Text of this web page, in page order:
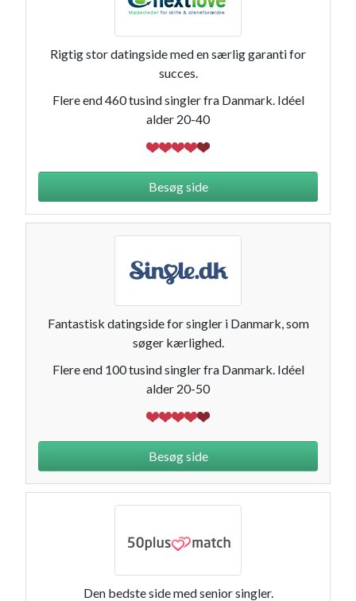
Rigtig stor datingside med en særlig garanti for
succes.
Flere end 460 tusind singler fra Danmark. Idéel
alder 20-40
Besøg side
Fantastisk datingside for singler i Danmark, som
søger kærlighed.
Flere end 100 tusind singler fra Danmark. Idéel
alder 20-50
Besøg side
Den bedste side med senior singler.